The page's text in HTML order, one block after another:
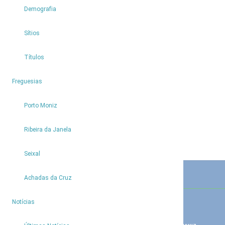
Demografia
Sítios
Títulos
Freguesias
Porto Moniz
Ribeira da Janela
Seixal
Achadas da Cruz
Notícias
GERAL